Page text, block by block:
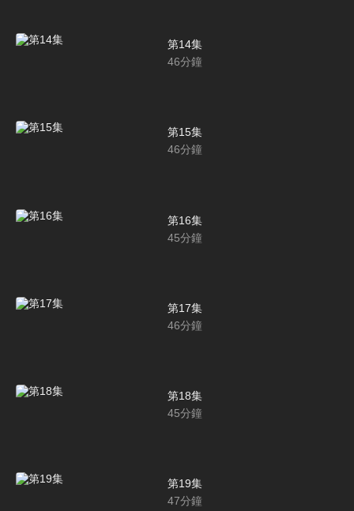
第14集
46分鐘
第15集
46分鐘
第16集
45分鐘
第17集
46分鐘
第18集
45分鐘
第19集
47分鐘